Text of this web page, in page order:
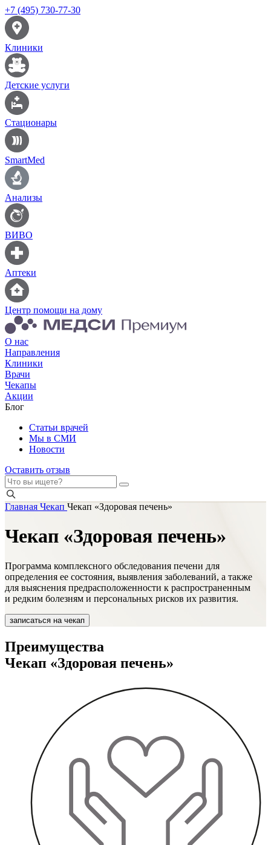
+7 (495) 730-77-30
Клиники
Детские услуги
Стационары
SmartMed
Анализы
ВИВО
Аптеки
Центр помощи на дому
О нас
Направления
Клиники
Врачи
Чекапы
Акции
Блог
Статьи врачей
Мы в СМИ
Новости
Оставить отзыв
Главная Чекап Чекап «Здоровая печень»
Чекап «Здоровая печень»
Программа комплексного обследования печени для
определения ее состояния, выявления заболеваний, а также
для выяснения предрасположенности к распространенным
и редким болезням и персональных рисков их развития.
записаться на чекап
Преимущества
Чекап «Здоровая печень»